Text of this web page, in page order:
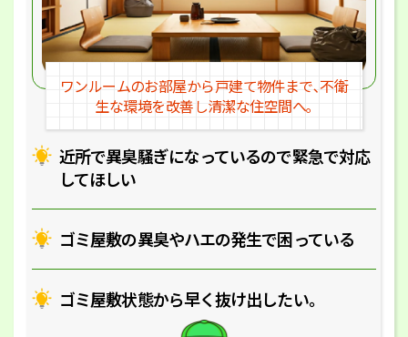
近所で異臭騒ぎになっているので緊急で対応
してほしい
ゴミ屋敷の異臭やハエの発生で困っている
ゴミ屋敷状態から早く抜け出したい｡
ワンルームのお部屋から戸建て物件まで､不衛
生な環境を改善し清潔な住空間へ｡